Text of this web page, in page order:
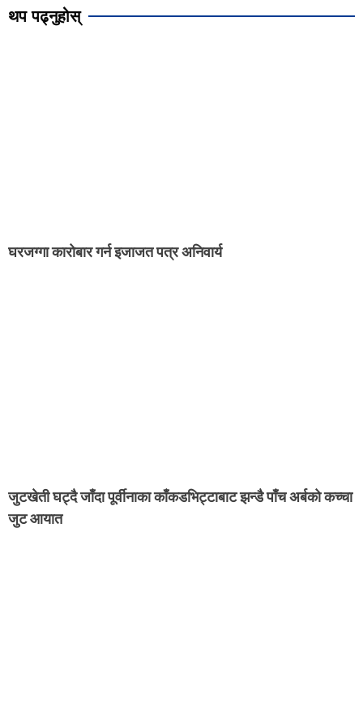
थप पढ्नुहोस्
घरजग्गा कारोबार गर्न इजाजत पत्र अनिवार्य
जुटखेती घट्दै जाँदा पूर्वीनाका काँकडभिट्टाबाट झन्डै पाँच अर्बको कच्चा
जुट आयात